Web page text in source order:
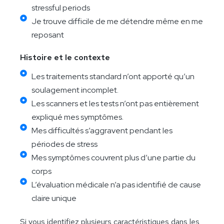
stressful periods
Je trouve difficile de me détendre même en me
reposant
Histoire et le contexte
Les traitements standard n’ont apporté qu’un
soulagement incomplet.
Les scanners et les tests n’ont pas entièrement
expliqué mes symptômes.
Mes difficultés s’aggravent pendant les
périodes de stress
Mes symptômes couvrent plus d’une partie du
corps
L’évaluation médicale n’a pas identifié de cause
claire unique
Si vous identifiez plusieurs caractéristiques dans les